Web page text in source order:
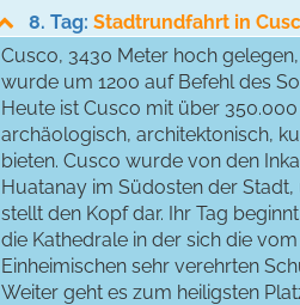
8. Tag: Stadtrundfahrt in
Cusco, 3430 Meter hoch
wurde um 1200 auf Befehl des
Heute ist Cusco mit über
archäologisch, architektonisch,
bieten. Cusco wurde von den
Huatanay im Südosten der
stellt den Kopf dar. Ihr Tag
die Kathedrale in der sich die
Einheimischen sehr verehrten
Weiter geht es zum heiligsten